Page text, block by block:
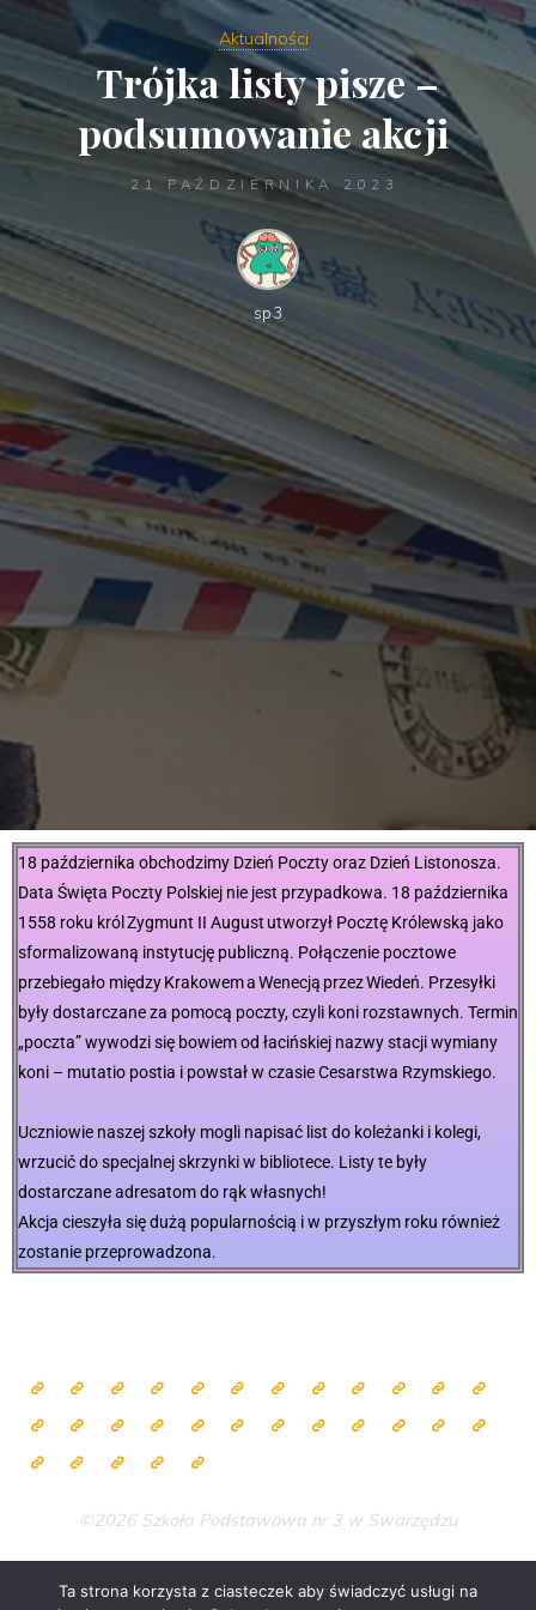
Aktualności
Trójka listy pisze –
podsumowanie akcji
21 PAŹDZIERNIKA 2023
sp3
18 października obchodzimy Dzień Pocztyoraz Dzień Listonosza.
Data Święta Poczty Polskiej nie jest przypadkowa. 18 października
1558 roku król Zygmunt II August utworzył Pocztę Królewską jako
sformalizowaną instytucję publiczną. Połączenie pocztowe
przebiegało międzyKrakowemaWenecją przezWiedeń. Przesyłki
były dostarczane za pomocą poczty, czyli koni rozstawnych. Termin
„poczta” wywodzi się bowiem od łacińskiej nazwy stacji wymiany
koni – mutatio postia i powstał w czasie Cesarstwa Rzymskiego.
Uczniowie naszej szkoły mogli napisać list do koleżanki i kolegi,
wrzucić do specjalnej skrzynki w bibliotece. Listy te były
dostarczane adresatom do rąk własnych!
Akcja cieszyła się dużą popularnością i w przyszłym roku również
zostanie przeprowadzona.
©2026 Szkoła Podstawowa nr 3 w Swarzędzu
Ta strona korzysta z ciasteczek aby świadczyć usługi na